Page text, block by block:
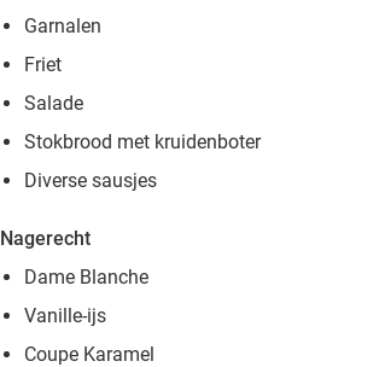
Garnalen
Friet
Salade
Stokbrood met kruidenboter
Diverse sausjes
Nagerecht
Dame Blanche
Vanille-ijs
Coupe Karamel